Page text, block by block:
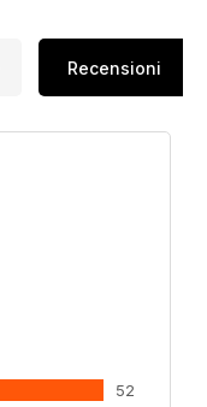
Recensioni
52